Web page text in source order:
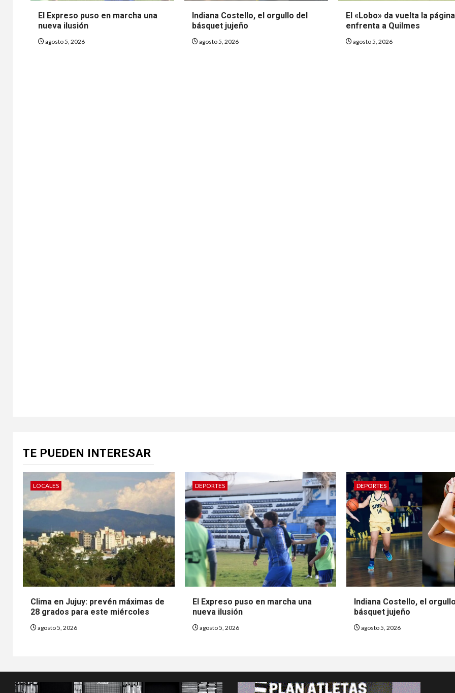
El Expreso puso en marcha una
nueva ilusión
agosto 5, 2026
Indiana Costello, el orgullo del
básquet jujeño
agosto 5, 2026
El «Lobo» da vuelta la
enfrenta a Quilmes
agosto 5, 2026
TE PUEDEN INTERESAR
LOCALES
Clima en Jujuy: prevén máximas de
28 grados para este miércoles
agosto 5, 2026
DEPORTES
El Expreso puso en marcha una
nueva ilusión
agosto 5, 2026
DEPORTES
Indiana Costello, el
básquet jujeño
agosto 5, 2026